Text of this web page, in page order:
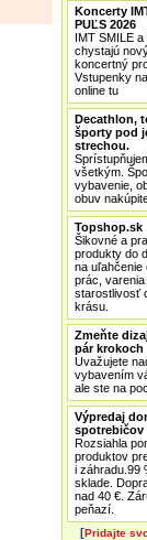
Koncerty
PUĽS 2026
IMT SMILE a
chystajú
koncertný
Vstupenky
online tu
Decathlon,
športy pod
strechou.
všetkým.
vybavenie,
obuv
Topshop.sk
Šikovné a
produkty do
na uľahčenie
prác, varenia
starostlivosť
krásu.
Zmeňte
pár krokoch
Uvažujete
vybavením
ale ste na
Výpredaj
spotrebičov
Rozsiahla
produktov
i záhradu.99
sklade.
nad 40 €.
peňazí.
[Pridajte